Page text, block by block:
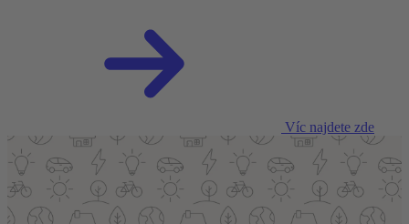
Víc najdete zde